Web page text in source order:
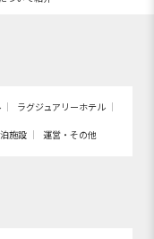
ラグジュアリーホテル
施設 運営・その他